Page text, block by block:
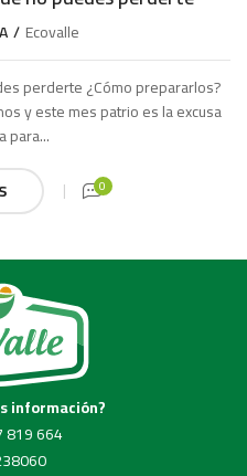
Ecovalle
perderte ¿Cómo prepararlos?
y este mes patrio es la excusa
para...
0
información?
819 664